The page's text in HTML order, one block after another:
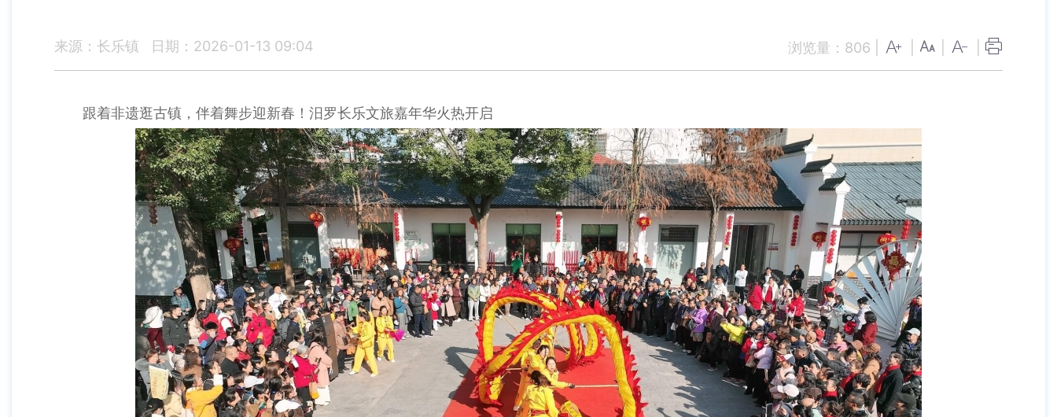
来源：长乐镇 日期：2026-01-13 09:04 浏览量： 806
跟着非遗逛古镇，伴着舞步迎新春！汨罗长乐文旅嘉年华火热开启